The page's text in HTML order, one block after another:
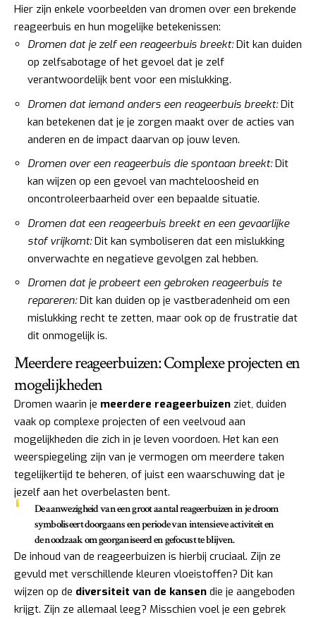
Hier zijn enkele voorbeelden van dromen over een brekende
reageerbuis en hun mogelijke betekenissen:
Dromen dat je zelf een reageerbuis breekt:Dit kan duiden
op zelfsabotage of het gevoel dat je zelf
verantwoordelijk bent voor een mislukking.
Dromen dat iemand anders een reageerbuis breekt:Dit
kan betekenen dat je je zorgen maakt over de acties van
anderen en de impact daarvan op jouw leven.
Dromen over een reageerbuis die spontaan breekt:Dit
kan wijzen op een gevoel van machteloosheid en
oncontroleerbaarheid over een bepaalde situatie.
Dromen dat een reageerbuis breekt en een gevaarlijke
stof vrijkomt:Dit kan symboliseren dat een mislukking
onverwachte en negatieve gevolgen zal hebben.
Dromen dat je probeert een gebroken reageerbuis te
repareren:Dit kan duiden op je vastberadenheid om een
mislukking recht te zetten, maar ook op de frustratie dat
dit onmogelijk is.
Meerdere reageerbuizen: Complexe projecten en
mogelijkheden
Dromen waarin je meerdere reageerbuizen ziet, duiden
vaak op complexe projecten of een veelvoud aan
mogelijkheden die zich in je leven voordoen. Het kan een
weerspiegeling zijn van je vermogen om meerdere taken
tegelijkertijd te beheren, of juist een waarschuwing dat je
jezelf aan het overbelasten bent.
De aanwezigheid van een groot aantal reageerbuizen in je droom
symboliseert doorgaans een periode van intensieve activiteit en
de noodzaak om georganiseerd en gefocust te blijven.
De inhoud van de reageerbuizen is hierbij cruciaal. Zijn ze
gevuld met verschillende kleuren vloeistoffen? Dit kan
wijzen op de diversiteit van de kansen die je aangeboden
krijgt. Zijn ze allemaal leeg? Misschien voel je een gebrek